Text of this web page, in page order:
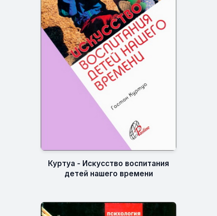
Куртуа - Искусство воспитания
детей нашего времени